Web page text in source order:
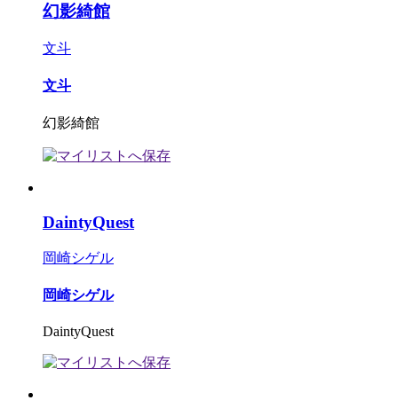
幻影綺館
文斗
文斗
幻影綺館
DaintyQuest
岡崎シゲル
岡崎シゲル
DaintyQuest